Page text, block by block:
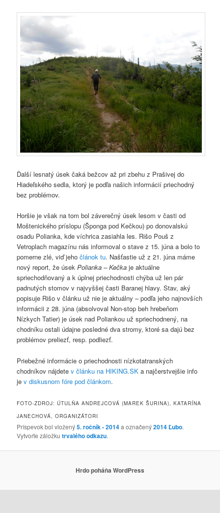
Ďalší lesnatý úsek čaká bežcov až pri zbehu z Prašivej do
Hiadeľského sedla, ktorý je podľa našich informácií priechodný
bez problémov.
Horšie je však na tom bol záverečný úsek lesom v časti od
Moštenického príslopu (Šponga pod Kečkou) po donovalskú
osadu Polianka, kde víchrica zasiahla les. Rišo Pouš z
Vetroplach magazínu nás informoval o stave z 15. júna a bolo to
pomerne zlé, viď jehočlánok tu. Našťastie už z 21. júna máme
nový report, že úsekPolianka – Kečka je aktuálne
spriechodňovaný a k úplnej priechodnosti chýba už len pár
padnutých stomov v najvyššej časti Baranej hlavy. Stav, aký
popisuje Rišo v článku už nie je aktuálny – podľa jeho najnovších
informácii z 28. júna (absolvoval Non-stop beh hrebeňom
Nízkych Tatier) je úsek nad Poliankou už spriechodnený, na
chodníku ostali údajne posledné dva stromy, ktoré sa dajú bez
problémov preliezť, resp. podliezť.
Priebežné informácie o priechodnosti nízkotatranských
chodníkov nájdetev článku na HIKING.SK a najčerstvejšie info
jev diskusnom fóre pod článkom.
FOTO-ZDROJ: ÚTULŇA ANDREJCOVÁ (MAREK ŠURINA), KATARÍNA
JANECHOVÁ, ORGANIZÁTORI
Príspevok bol vložený5. ročník - 2014a označený2014 Ľubo.
Vytvorte záložkutrvalého odkazu.
Hrdo poháňa WordPress